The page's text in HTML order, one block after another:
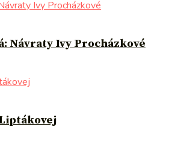
Návraty Ivy Procházkové